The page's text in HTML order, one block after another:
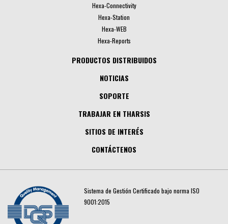
Hexa-Connectivity
Hexa-Station
Hexa-WEB
Hexa-Reports
PRODUCTOS DISTRIBUIDOS
NOTICIAS
SOPORTE
TRABAJAR EN THARSIS
SITIOS DE INTERÉS
CONTÁCTENOS
Sistema de Gestión Certificado bajo norma ISO
9001:2015